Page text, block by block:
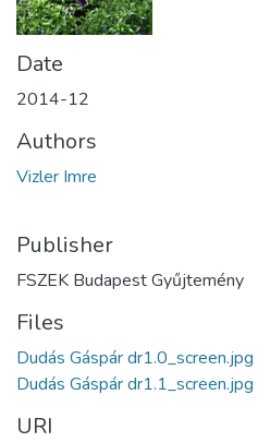
Date
2014-12
Authors
Vizler Imre
Publisher
FSZEK Budapest Gyűjtemény
Files
Dudás Gáspár dr1.0_screen.jpg
Dudás Gáspár dr1.1_screen.jpg
URI